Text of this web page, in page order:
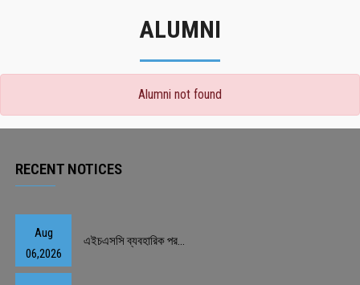
ALUMNI
Alumni not found
RECENT NOTICES
Aug
06,2026
এইচএসসি ব্যবহারিক পর...